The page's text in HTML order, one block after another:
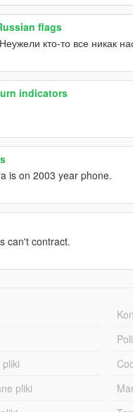
flags
кто-то все никак
indicators
is on 2003 year phone.
can't contract.
pliki